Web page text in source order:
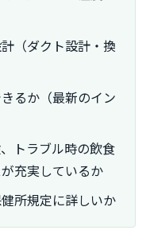
（ダクト設計・換
るか（最新のイン
トラブル時の飲食
充実しているか
所規定に詳しいか